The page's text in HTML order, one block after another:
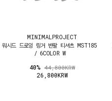
MINIMALPROJECT
워시드 드로잉 링거 반팔 티셔츠 MST185
/ 6COLOR W
40% 44,800KRW
26,800KRW